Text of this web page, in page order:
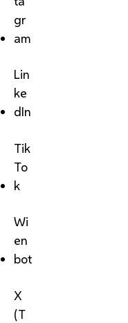
gr
am
Lin
ke
dIn
Tik
To
k
Wi
en
bot
X
(T